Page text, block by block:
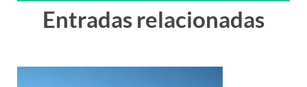
Entradas relacionadas